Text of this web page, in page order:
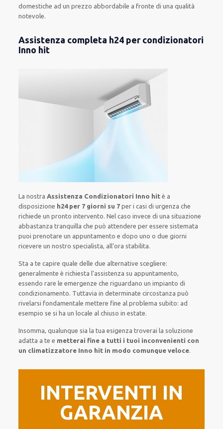
domestiche ad un prezzo abbordabile a fronte di una qualità
notevole.
Assistenza completa h24 per condizionatori
Inno hit
La nostraAssistenza Condizionatori Inno hit è a
disposizione h24 per 7 giorni su 7 per i casi di urgenza che
richiede un pronto intervento. Nel caso invece di una situazione
abbastanza tranquilla che può attendere per essere sistemata
puoi prenotare un appuntamento e dopo uno o due giorni
ricevere un nostro specialista, all’ora stabilita.
Sta a te capire quale delle due alternative scegliere:
generalmente è richiesta l’assistenza su appuntamento,
essendo rare le emergenze che riguardano un impianto di
condizionamento. Tuttavia in determinate circostanza può
rivelarsi fondamentale mettere fine al problema subito: ad
esempio se si ha un locale al chiuso in estate.
Insomma, qualunque sia la tua esigenza troverai la soluzione
adatta a te e metterai fine a tutti i tuoi inconvenienti con
un climatizzatore Inno hit in modo comunque veloce.
INTERVENTI IN
GARANZIA